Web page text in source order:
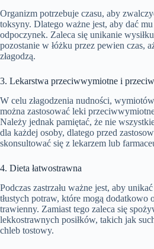
Organizm potrzebuje czasu, aby
toksyny. Dlatego ważne jest, aby dać
odpoczynek. Zaleca się unikanie
pozostanie w łóżku przez pewien czas,
złagodzą.
3. Lekarstwa przeciwwymiotne i
W celu złagodzenia nudności,
można zastosować leki
Należy jednak pamiętać, że nie
dla każdej osoby, dlatego przed
skonsultować się z lekarzem lub
4. Dieta łatwostrawna
Podczas zastrzału ważne jest, aby
tłustych potraw, które mogą dodatkowo
trawienny. Zamiast tego zaleca się
lekkostrawnych posiłków, takich jak
chleb tostowy.